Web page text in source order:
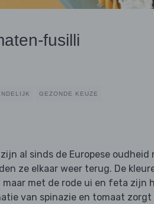
fusilli
GEZONDE KEUZE
al sinds de Europese
ze elkaar weer terug. De
maar met de rode ui en feta zijn
van spinazie en tomaat zorgt